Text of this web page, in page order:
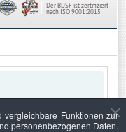
Der BDSF ist zertifiziert
nach ISO 9001:2015
Funktionen zur
personenbezogenen Daten.